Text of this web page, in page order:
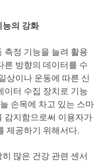
능의 강화
측정 기능을 늘려 활용
른 방향의 데이터를 수
상이나 운동에 따른 신
이터 수집 장치로 기능
손목에 차고 있는 스마
감지함으로써 이용자가
제공하기 위해서다.
많은 건강 관련 센서